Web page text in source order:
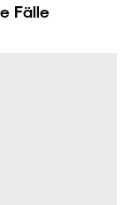
Fälle